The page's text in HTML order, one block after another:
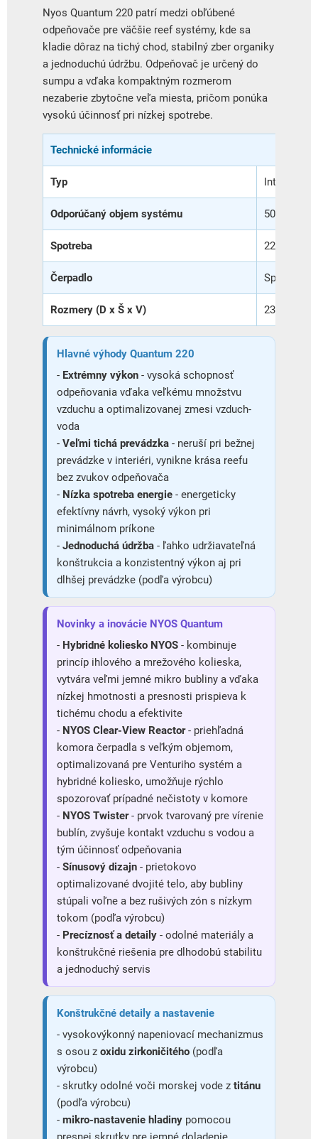
Nyos Quantum 220 patrí medzi obľúbené
odpeňovače pre väčšie reef systémy, kde sa
kladie dôraz na tichý chod, stabilný zber organiky
a jednoduchú údržbu. Odpeňovač je určený do
sumpu a vďaka kompaktným rozmerom
nezaberie zbytočne veľa miesta, pričom ponúka
vysokú účinnosť pri nízkej spotrebe.
Technické informácie
Typ Interný
Odporúčaný objem systému 500-2000 l
Spotreba 22 W
Čerpadlo Spoľahlivé
Rozmery (D x Š x V) 23,5 x 31 x
Hlavné výhody Quantum 220
- Extrémny výkon - vysoká schopnosť
odpeňovania vďaka veľkému množstvu
vzduchu a optimalizovanej zmesi vzduch-
voda
- Veľmi tichá prevádzka - neruší pri bežnej
prevádzke v interiéri, vynikne krása reefu
bez zvukov odpeňovača
- Nízka spotreba energie - energeticky
efektívny návrh, vysoký výkon pri
minimálnom príkone
- Jednoduchá údržba - ľahko udržiavateľná
konštrukcia a konzistentný výkon aj pri
dlhšej prevádzke (podľa výrobcu)
Novinky a inovácie NYOS Quantum
- Hybridné koliesko NYOS - kombinuje
princíp ihlového a mrežového kolieska,
vytvára veľmi jemné mikro bubliny a vďaka
nízkej hmotnosti a presnosti prispieva k
tichému chodu a efektivite
- NYOS Clear-View Reactor- priehľadná
komora čerpadla s veľkým objemom,
optimalizovaná pre Venturiho systém a
hybridné koliesko, umožňuje rýchlo
spozorovať prípadné nečistoty v komore
- NYOS Twister- prvok tvarovaný pre vírenie
bublín, zvyšuje kontakt vzduchu s vodou a
tým účinnosť odpeňovania
- Sínusový dizajn - prietokovo
optimalizované dvojité telo, aby bubliny
stúpali voľne a bez rušivých zón s nízkym
tokom (podľa výrobcu)
- Precíznosť a detaily - odolné materiály a
konštrukčné riešenia pre dlhodobú stabilitu
a jednoduchý servis
Konštrukčné detaily a nastavenie
- vysokovýkonný napeniovací mechanizmus
s osou z oxidu zirkoničitého (podľa
výrobcu)
- skrutky odolné voči morskej vode z titánu
(podľa výrobcu)
- mikro-nastavenie hladiny pomocou